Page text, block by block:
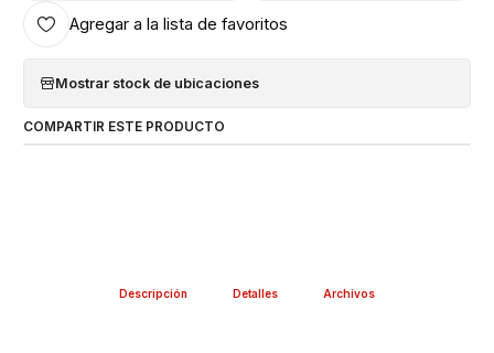
Agregar a la lista de favoritos
Mostrar stock de ubicaciones
COMPARTIR ESTE PRODUCTO
Descripción Detalles Archivos